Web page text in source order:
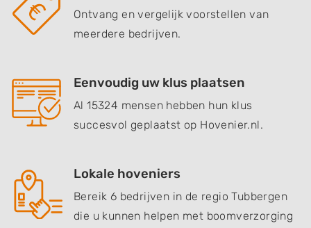
Ontvang en vergelijk voorstellen van
meerdere bedrijven.
Eenvoudig uw klus plaatsen
Al 15324 mensen hebben hun klus
succesvol geplaatst op Hovenier.nl.
Lokale hoveniers
Bereik 6 bedrijven in de regio Tubbergen
die u kunnen helpen met boomverzorging